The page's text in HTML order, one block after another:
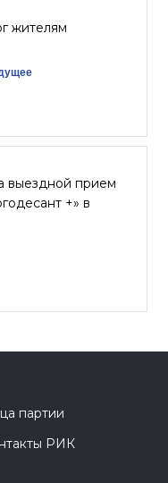
жителям
выездной прием
+» в
партии
РИК